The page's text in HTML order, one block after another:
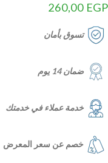
260,00 EGP
تسوق بأمان
ضمان 14 يوم
خدمة عملاء في خدمتك
خصم عن سعر المعرض